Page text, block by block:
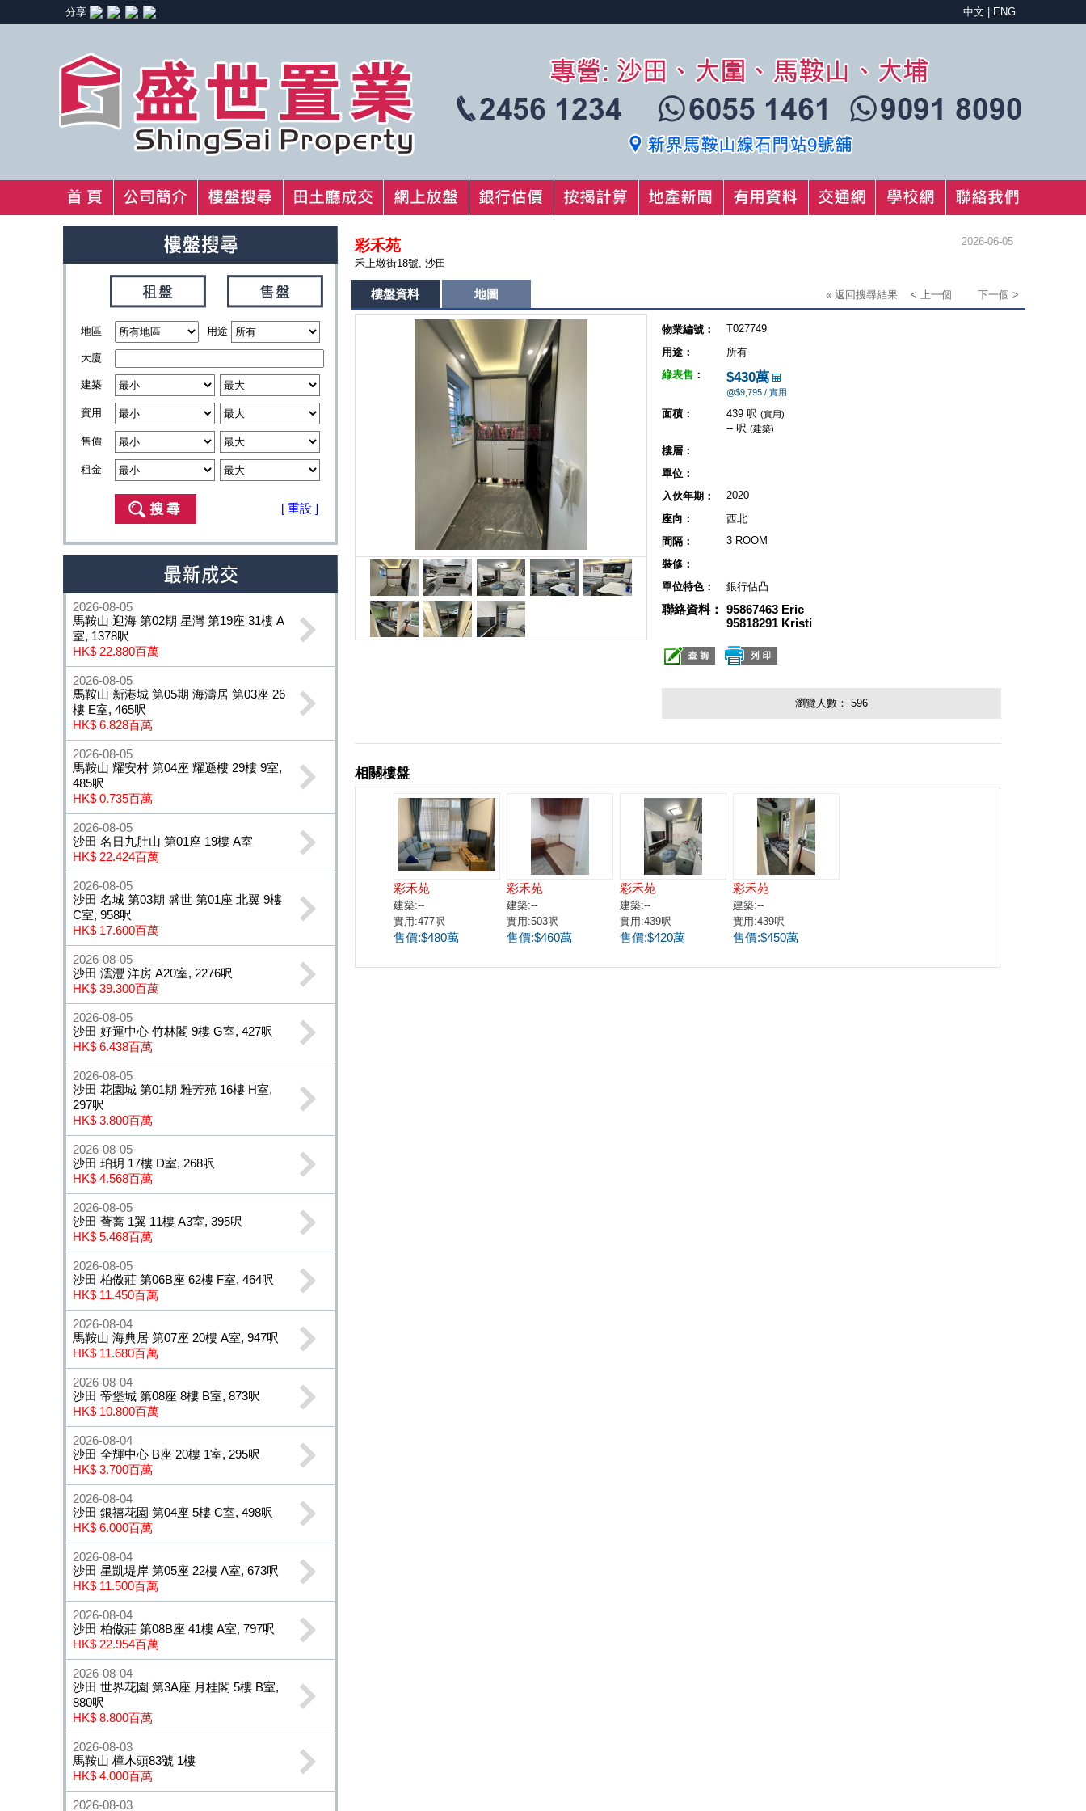
分享 中文 ENG
地區 用途
大廈
建築
實用
售價
租金
[ 重設 ]
2026-08-05
馬鞍山 迎海 第02期 星灣 第19座 31樓 A
室, 1378呎
HK$ 22.880百萬
2026-08-05
馬鞍山 新港城 第05期 海濤居 第03座 26
樓 E室, 465呎
HK$ 6.828百萬
2026-08-05
馬鞍山 耀安村 第04座 耀遜樓 29樓 9室,
485呎
HK$ 0.735百萬
2026-08-05
沙田 名日九肚山 第01座 19樓 A室
HK$ 22.424百萬
2026-08-05
沙田 名城 第03期 盛世 第01座 北翼 9樓
C室, 958呎
HK$ 17.600百萬
2026-08-05
沙田 澐灃 洋房 A20室, 2276呎
HK$ 39.300百萬
2026-08-05
沙田 好運中心 竹林閣 9樓 G室, 427呎
HK$ 6.438百萬
2026-08-05
沙田 花園城 第01期 雅芳苑 16樓 H室,
297呎
HK$ 3.800百萬
2026-08-05
沙田 珀玥 17樓 D室, 268呎
HK$ 4.568百萬
2026-08-05
沙田 薈蕎 1翼 11樓 A3室, 395呎
HK$ 5.468百萬
2026-08-05
沙田 柏傲莊 第06B座 62樓 F室, 464呎
HK$ 11.450百萬
2026-08-04
馬鞍山 海典居 第07座 20樓 A室, 947呎
HK$ 11.680百萬
2026-08-04
沙田 帝堡城 第08座 8樓 B室, 873呎
HK$ 10.800百萬
2026-08-04
沙田 全輝中心 B座 20樓 1室, 295呎
HK$ 3.700百萬
2026-08-04
沙田 銀禧花園 第04座 5樓 C室, 498呎
HK$ 6.000百萬
2026-08-04
沙田 星凱堤岸 第05座 22樓 A室, 673呎
HK$ 11.500百萬
2026-08-04
沙田 柏傲莊 第08B座 41樓 A室, 797呎
HK$ 22.954百萬
2026-08-04
沙田 世界花園 第3A座 月桂閣 5樓 B室,
880呎
HK$ 8.800百萬
2026-08-03
馬鞍山 樟木頭83號 1樓
HK$ 4.000百萬
2026-08-03
彩禾苑
2026-06-05
禾上墩街18號, 沙田
樓盤資料 地圖 « 返回搜尋結果 < 上一個 下一個 >
物業編號：
T027749
用途：
所有
綠表售 ： $430萬
@$9,795 / 實用
面積： 439 呎 (實用)
-- 呎 (建築)
樓層：
單位：
入伙年期：
2020
座向：
西北
間隔：
3 ROOM
裝修：
單位特色：
銀行估凸
聯絡資料：
95867463 Eric
95818291 Kristi
瀏覽人數： 596